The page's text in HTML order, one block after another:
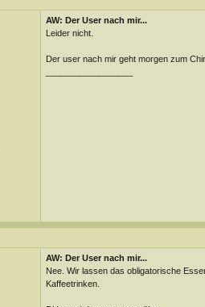
AW: Der User nach mir...
Leider nicht.
Der user nach mir geht morgen zum
AW: Der User nach mir...
Nee. Wir lassen das obligatorische
Kaffeetrinken.